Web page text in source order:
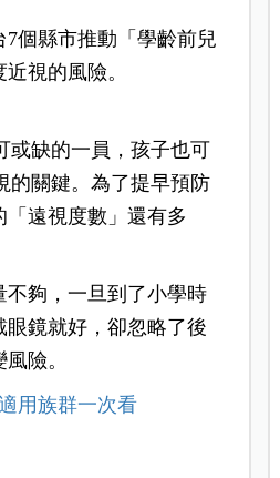
個縣市推動「學齡前兒
視的風險。
或缺的一員，孩子也可
的關鍵。為了提早預防
遠視度數」還有多
夠，一旦到了小學時
鏡就好，卻忽略了後
險。
用族群一次看